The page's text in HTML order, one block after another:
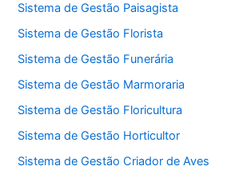
Sistema de Gestão Paisagista
Sistema de Gestão Florista
Sistema de Gestão Funerária
Sistema de Gestão Marmoraria
Sistema de Gestão Floricultura
Sistema de Gestão Horticultor
Sistema de Gestão Criador de Aves